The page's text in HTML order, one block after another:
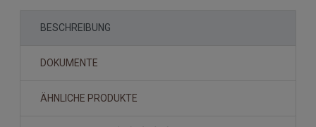
BESCHREIBUNG
DOKUMENTE
ÄHNLICHE PRODUKTE